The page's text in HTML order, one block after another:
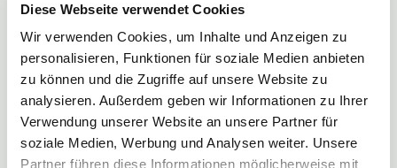
Diese Webseite verwendet Cookies
Wir verwenden Cookies, um Inhalte und Anzeigen zu
personalisieren, Funktionen für soziale Medien anbieten
zu können und die Zugriffe auf unsere Website zu
analysieren. Außerdem geben wir Informationen zu Ihrer
Verwendung unserer Website an unsere Partner für
soziale Medien, Werbung und Analysen weiter. Unsere
Partner führen diese Informationen möglicherweise mit
TÜV Rheinland Group
0 Stellenangebote